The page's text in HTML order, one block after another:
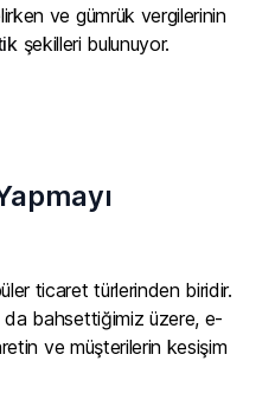
ve gümrük vergilerinin
şekilleri bulunuyor.
ticaret türlerinden biridir.
da bahsettiğimiz üzere, e-
ve müşterilerin kesişim